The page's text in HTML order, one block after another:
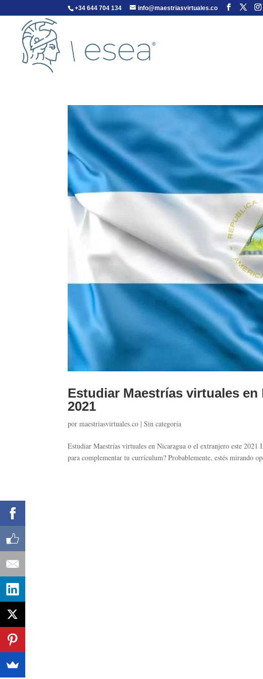
+34 644 704 134 info@maestriasvirtuales.co
Estudiar Maestrías virtuales
2021
pormaestriasvirtuales.co |Sin categoría
Estudiar Maestrías virtuales en Nicaragua o el extranjero este
para complementar tu currículum? Probablemente, estés mirando